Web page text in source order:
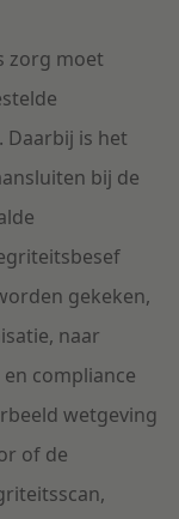
zorg moet
Daarbij is het
bij de
gekeken,
naar
compliance
wetgeving
of de